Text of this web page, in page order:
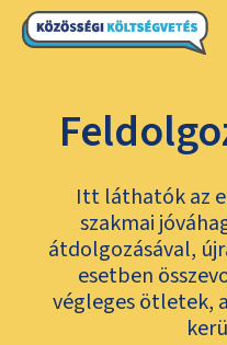
Itt láthatók az
szakmai
átdolgozásával,
esetben
végleges ötletek,